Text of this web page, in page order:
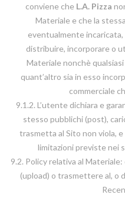
conviene che L.A. Pizza
Materiale e che la
eventualmente incaricata,
distribuire, incorporare o
Materiale nonchè
quant’altro sia in esso
commerciale
9.1.2. L’utente dichiara e
stesso pubblichi (post),
trasmetta al Sito non viola,
limitazioni previste nei
9.2. Policy relativa al
(upload) o trasmettere al, o